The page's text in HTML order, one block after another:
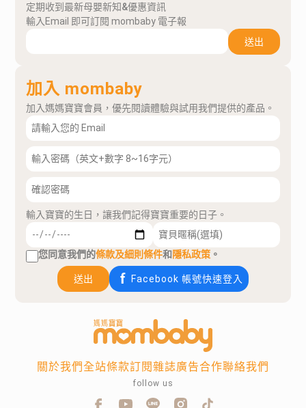
定期收到最新母嬰新知&優惠資訊
輸入Email 即可訂閱 mombaby 電子報
送出
加入 mombaby
加入媽媽寶寶會員，優先閱讀體驗與試用我們提供的產品。
輸入寶寶的生日，讓我們記得寶寶重要的日子。
您同意我們的條款及細則條件和隱私政策 。
送出 Facebook 帳號快速登入
關於我們全站條款訂閱雜誌廣告合作聯絡我們
follow us